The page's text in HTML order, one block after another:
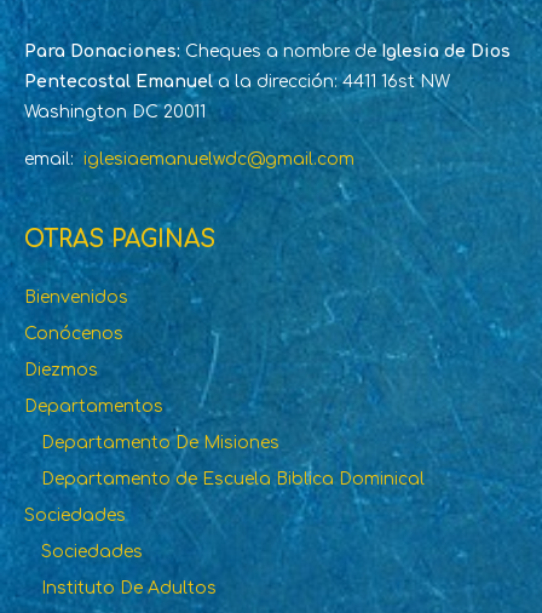
Para Donaciones: Cheques a nombre de Iglesia de Dios
Pentecostal Emanuela la dirección: 4411 16st NW
Washington DC 20011
email: iglesiaemanuelwdc@gmail.com
OTRAS PAGINAS
Bienvenidos
Conócenos
Diezmos
Departamentos
Departamento De Misiones
Departamento de Escuela Biblica Dominical
Sociedades
Sociedades
Instituto De Adultos